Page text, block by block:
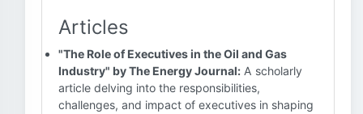
Articles
"The Role of Executives in the Oil and Gas
Industry" by The Energy Journal: A scholarly
article delving into the responsibilities,
challenges, and impact of executives in shaping